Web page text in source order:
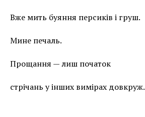
Вже мить буяння персиків і груш.
Мине печаль.
Прощання — лиш початок
стрічань у інших вимірах довкруж.